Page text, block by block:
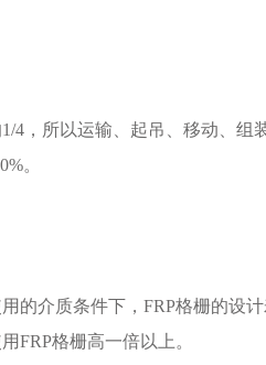
4，所以运输、起吊、移动、
。
的介质条件下，FRP格栅的设
FRP格栅高一倍以上。